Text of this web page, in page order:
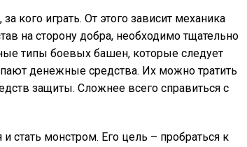
кого играть. От этого зависит механика
на сторону добра, необходимо тщательно
типы боевых башен, которые следует
денежные средства. Их можно тратить
защиты. Сложнее всего справиться с
стать монстром. Его цель – пробраться к